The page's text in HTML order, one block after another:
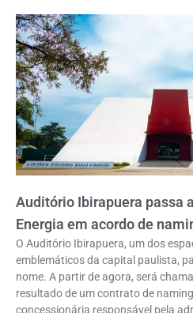
Auditório Ibirapuera passa
Energia em acordo de
O Auditório Ibirapuera, um dos
emblemáticos da capital paulista,
nome. A partir de agora, será
resultado de um contrato de
concessionária responsável pela